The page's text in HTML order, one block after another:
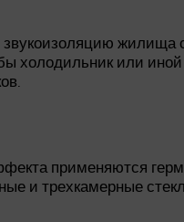
жилища
холодильник или
применяются
и трехкамерные